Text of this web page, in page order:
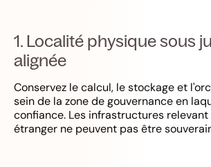
1. Localité physique sous
alignée
Conservez le calcul, le stockage et
sein de la zone de gouvernance en
confiance. Les infrastructures
étranger ne peuvent pas être